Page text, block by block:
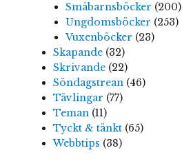
Småbarnsböcker (200)
Ungdomsböcker (253)
Vuxenböcker (23)
Skapande (32)
Skrivande (22)
Söndagstrean (46)
Tävlingar (77)
Teman (11)
Tyckt & tänkt (65)
Webbtips (38)